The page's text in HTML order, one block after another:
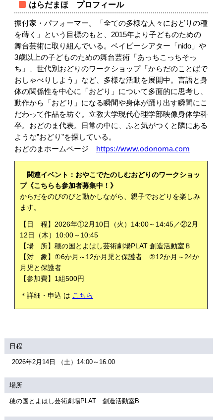
はらだまほ プロフィール
振付家・パフォーマー。「 全ての多様な人々におどりの種
を蒔く
」という目標のもと、2015年より子どものための
舞台芸術に取り組んでいる。ベイビーシアター「nido」や
3歳以上の子どものための舞台芸術「あっちこっちそっ
ち」、世代別おどりのワークショップ「からだのことばで
おしゃべりしよう」など、多様な活動を展開中。言語と身
体の関係性を中心に「おどり」について多面的に思考し、
動作から「おどり」になる瞬間や身体が踊り出す瞬間にこ
だわって作品を紡ぐ。立教大学現代心理学部映像身体学科
卒。おどのま代表。日常の中に、ふと気がつくと隣にある
ような”おどり”を探している。
おどのまホームページ https://www.odonoma.com
関連イベント：おやこでたのしむおどりのワークショッ
プ《こちらも参加者募集中！》
からだをのびのびと動かしながら、親子でおどりを楽しみ
ます。
【日 程】2026年①2月10日（火）14:00～14:45／②2月
12日（木）10:00～10:45
【場 所】穂の国とよはし芸術劇場PLAT 創造活動室Ｂ
【対 象】 ①6か月～12か月児と保護者 ②12か月 ～24か
月 児と保護者
【参加費】1組500円
＊詳細・申込 は こちら
日程
2026年2月14日 （土）14:00～16:00
場所
穂の国とよはし芸術劇場PLAT 創造活動室B